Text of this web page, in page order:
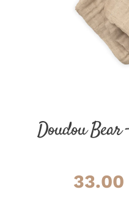
Doudou Bear